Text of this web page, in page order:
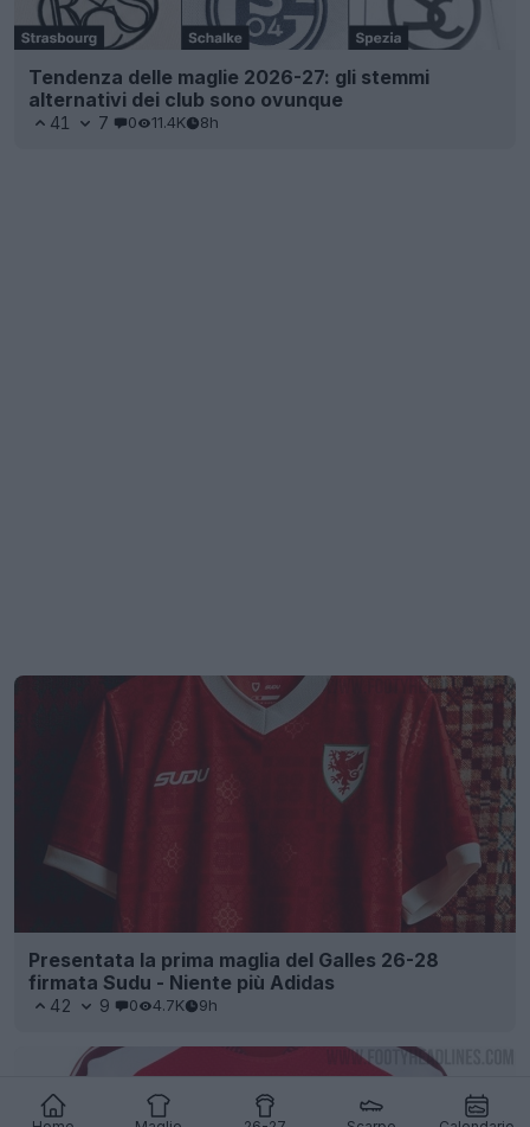
Tendenza delle maglie 2026-27: gli stemmi
alternativi dei club sono ovunque
41 7 0 11.4K 8h
Presentata la prima maglia del Galles 26-28
firmata Sudu - Niente più Adidas
42 9 0 4.7K 9h